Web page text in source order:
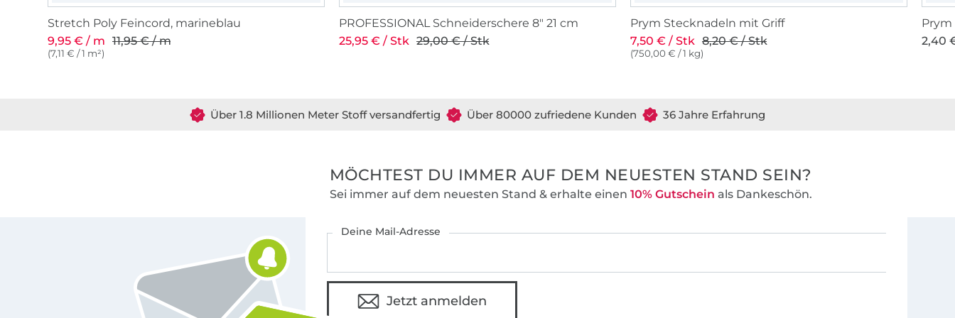
Stretch Poly Feincord, marineblau
9,95 € / m 11,95 € / m
(7,11 € / 1 m²)
PROFESSIONAL Schneiderschere 8" 21 cm
25,95 € / Stk 29,00 € / Stk
Prym Stecknadeln mit Griff
7,50 € / Stk 8,20 € / Stk
(750,00 € / 1 kg)
Prym
2,40
Über 1.8 Millionen Meter Stoff versandfertig Über 80000 zufriedene Kunden 36 Jahre Erfahrung
MÖCHTEST DU IMMER AUF DEM NEUESTEN STAND SEIN?
Sei immer auf dem neuesten Stand & erhalte einen 10% Gutschein als Dankeschön.
Deine Mail-Adresse
Jetzt anmelden